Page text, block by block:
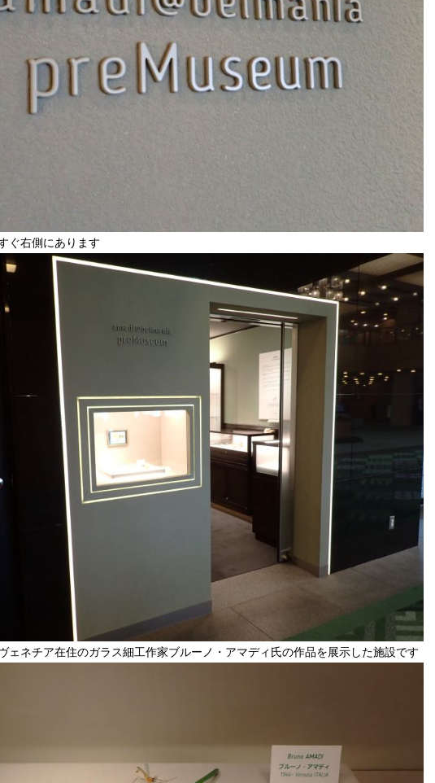
ぐ右側にあります
ェネチア在住のガラス細工作家ブルーノ・アマディ氏の作品を展示した施設です